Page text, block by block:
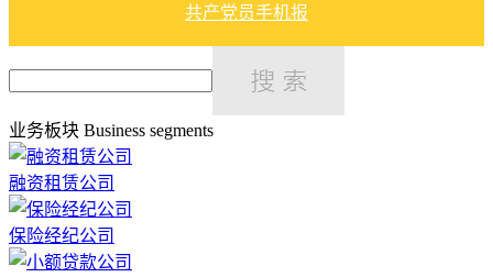
共产党员手机报
业务板块 Business segments
融资租赁公司
保险经纪公司